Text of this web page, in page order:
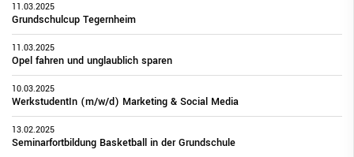
11.03.2025
Grundschulcup Tegernheim
11.03.2025
Opel fahren und unglaublich sparen
10.03.2025
WerkstudentIn (m/w/d) Marketing & Social Media
13.02.2025
Seminarfortbildung Basketball in der Grundschule